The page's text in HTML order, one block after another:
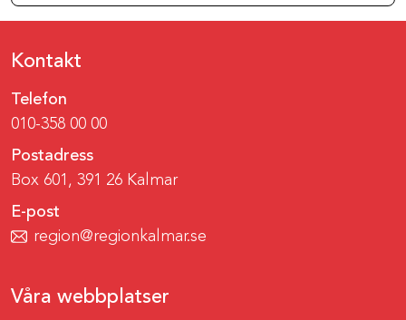
Kontakt
Telefon
010-358 00 00
Postadress
Box 601, 391 26 Kalmar
E-post
region@regionkalmar.se
Våra webbplatser